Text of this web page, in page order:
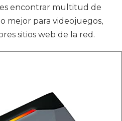
encontrar multitud de
mejor para videojuegos,
sitios web de la red.